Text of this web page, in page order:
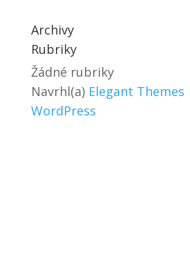
Archivy
Rubriky
Žádné rubriky
Navrhl(a) Elegant Themes
WordPress